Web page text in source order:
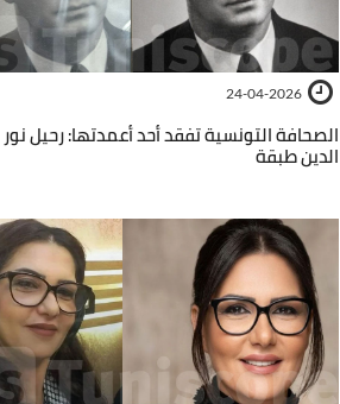
24-04-2026
الصحافة التونسية تفقد أحد أعمدتها: رحيل نور
الدين طبقة